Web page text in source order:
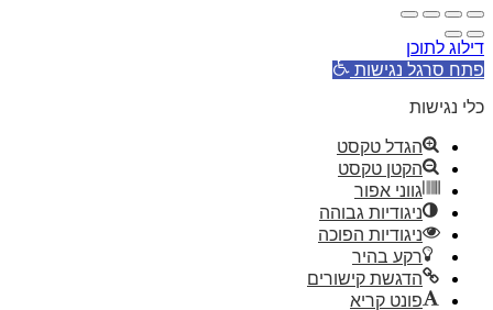
דילוג לתוכן
פתח סרגל נגישות
כלי נגישות
הגדל טקסט
הקטן טקסט
גווני אפור
ניגודיות גבוהה
ניגודיות הפוכה
רקע בהיר
הדגשת קישורים
פונט קריא